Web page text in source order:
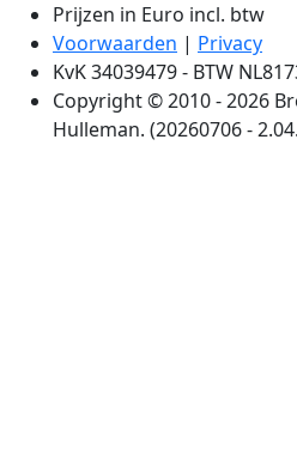
Prijzen in Euro incl. btw
Voorwaarden | Privacy
KvK 34039479 - BTW
Copyright © 2010 - 2026
Hulleman. (20260706 -